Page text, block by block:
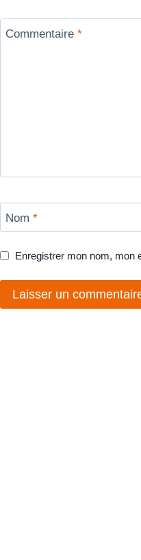
Commentaire *
Nom *
Enregistrer mon nom, mon